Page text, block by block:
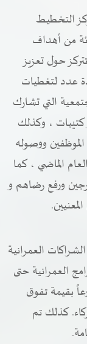
التخطيط
" حققت الدائرة 94 بالمائة من أهداف
حول تعزيز
عدد لتغطيات
التي تشارك
كتيبات ، وكذلك
ووصوله
خلال العام الماضي ، كما
ورفع رضاهم و
العمرانية
العمرانية حتى
الماضي 241 مشروعاً بقيمة تفوق
كذلك تم